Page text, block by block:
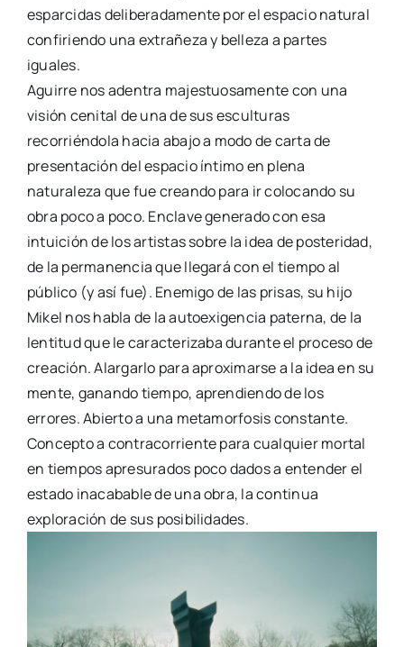
esparcidas deliberadamente por el espacio natural
confiriendo una extrañeza y belleza a partes
iguales.
Aguirre nos adentra majestuosamente con una
visión cenital de una de sus esculturas
recorriéndola hacia abajo a modo de carta de
presentación del espacio íntimo en plena
naturaleza que fue creando para ir colocando su
obra poco a poco. Enclave generado con esa
intuición de los artistas sobre la idea de posteridad,
de la permanencia que llegará con el tiempo al
público (y así fue). Enemigo de las prisas, su hijo
Mikel nos habla de la autoexigencia paterna, de la
lentitud que le caracterizaba durante el proceso de
creación. Alargarlo para aproximarse a la idea en su
mente, ganando tiempo, aprendiendo de los
errores. Abierto a una metamorfosis constante.
Concepto a contracorriente para cualquier mortal
en tiempos apresurados poco dados a entender el
estado inacabable de una obra, la continua
exploración de sus posibilidades.